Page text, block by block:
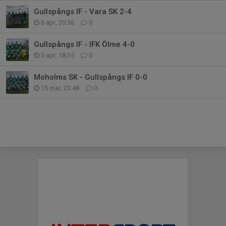
Gullspångs IF - Vara SK 2-4
6 apr, 20:36 0
Gullspångs IF - IFK Ölme 4-0
3 apr, 18:35 0
Moholms SK - Gullspångs IF 0-0
15 mar, 23:48 0